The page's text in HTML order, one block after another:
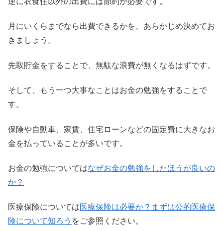
月にいくらまでなら出費できるかを、あらかじめ決めてお
きましょう。
先取貯金をすることで、無駄な浪費が無くなるはずです。
そして、もう一つ大事なことはお金の勉強をすることで
す。
保険や自動車、家賃、住宅ローンなどの固定費に大きなお
金を払っていることが多いです。
お金の勉強についてはなぜお金の勉強をしたほうが良いの
か？
医療保険については医療保険は必要か？まずは公的医療保
険について知ろう をご参照ください。